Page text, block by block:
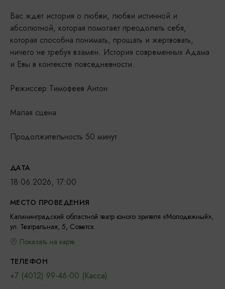
Вас ждет история о любви, любви истинной и
абсолютной, которая помогает преодолеть себя,
которая способна понимать, прощать и жертвовать,
ничего не требуя взамен. История современных Адама
и Евы в контексте повседневности.
Режиссер Тимофеев Антон
Малая сцена
Продолжительность 50 минут
ДАТА
18.06.2026, 17:00
МЕСТО ПРОВЕДЕНИЯ
Калининградский областной театр юного зрителя «Молодежный»,
ул. Театральная, 5, Советск
Показать на карте
ТЕЛЕФОН
+7 (4012) 99-46-00 (Касса)